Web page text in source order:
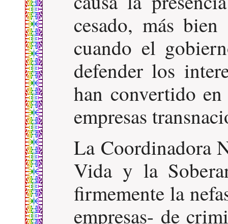
cesado, más
cuando el
defender los
han convertido
empresas
La Coordinadora
Vida y la
firmemente la
empresas- de